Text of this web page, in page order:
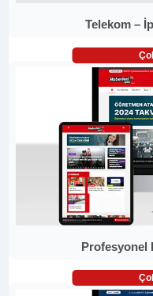
Telekom –
Profesyonel